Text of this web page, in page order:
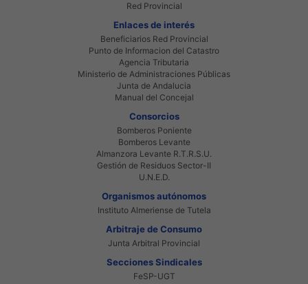
Red Provincial
Enlaces de interés
Beneficiarios Red Provincial
Punto de Informacion del Catastro
Agencia Tributaria
Ministerio de Administraciones Públicas
Junta de Andalucia
Manual del Concejal
Consorcios
Bomberos Poniente
Bomberos Levante
Almanzora Levante R.T.R.S.U.
Gestión de Residuos Sector-II
U.N.E.D.
Organismos autónomos
Instituto Almeriense de Tutela
Arbitraje de Consumo
Junta Arbitral Provincial
Secciones Sindicales
FeSP-UGT